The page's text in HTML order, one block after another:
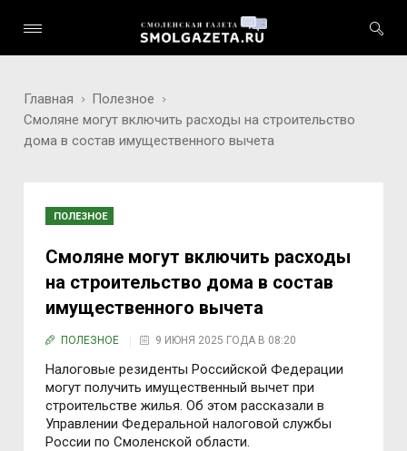
Главная
Полезное
Смоляне могут включить расходы на строительство
дома в состав имущественного вычета
ПОЛЕЗНОЕ
Смоляне могут включить расходы
на строительство дома в состав
имущественного вычета
ПОЛЕЗНОЕ 9 ИЮНЯ 2025 ГОДА В 08:20
Налоговые резиденты Российской Федерации
могут получить имущественный вычет при
строительстве жилья. Об этом рассказали в
Управлении Федеральной налоговой службы
России по Смоленской области.